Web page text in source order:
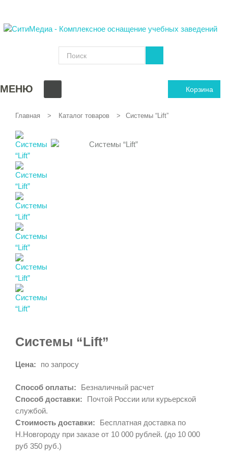
Корзина
МЕНЮ
Главная Каталог товаров Системы “Lift”
Системы “Lift”
Цена: по запросу
Способ оплаты:
Безналичный расчет
Способ доставки:
Почтой России или курьерской
службой.
Стоимость доставки:
Бесплатная доставка по
Н.Новгороду при заказе от 10 000 рублей. (до 10 000
руб 350 руб.)